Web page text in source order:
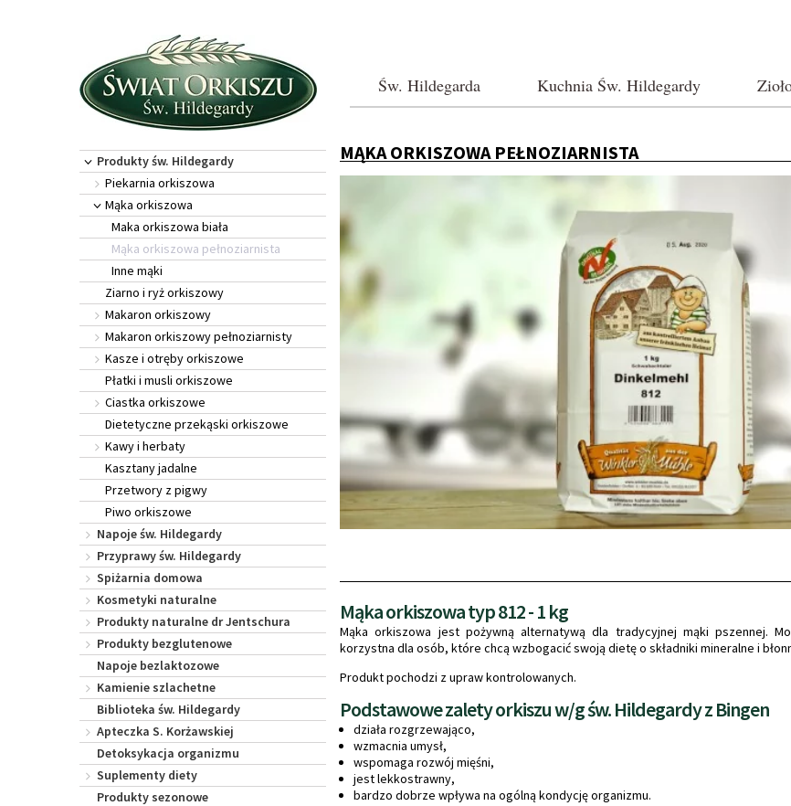
Św. Hildegarda Kuchnia Św. Hildegardy
Produkty św. Hildegardy
Piekarnia orkiszowa
Mąka orkiszowa
Maka orkiszowa biała
Mąka orkiszowa pełnoziarnista
Inne mąki
Ziarno i ryż orkiszowy
Makaron orkiszowy
Makaron orkiszowy pełnoziarnisty
Kasze i otręby orkiszowe
Płatki i musli orkiszowe
Ciastka orkiszowe
Dietetyczne przekąski orkiszowe
Kawy i herbaty
Kasztany jadalne
Przetwory z pigwy
Piwo orkiszowe
Napoje św. Hildegardy
Przyprawy św. Hildegardy
Spiżarnia domowa
Kosmetyki naturalne
Produkty naturalne dr Jentschura
Produkty bezglutenowe
Napoje bezlaktozowe
Kamienie szlachetne
Biblioteka św. Hildegardy
Apteczka S. Korżawskiej
Detoksykacja organizmu
Suplementy diety
Produkty sezonowe
MĄKA ORKISZOWA PEŁNOZIARNISTA
Mąka orkiszowa typ 812 - 1 kg
Mąka orkiszowa jest pożywną alternatywą dla tradycyjnej mąki pszennej.
korzystna dla osób, które chcą wzbogacić swoją dietę o składniki mineralne i
Produkt pochodzi z upraw kontrolowanych.
Podstawowe zalety orkiszu w/g św. Hildegardy z Bingen
działa rozgrzewająco,
wzmacnia umysł,
wspomaga rozwój mięśni,
jest lekkostrawny,
bardzo dobrze wpływa na ogólną kondycję organizmu.